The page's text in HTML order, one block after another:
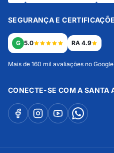
SEGURANÇA E
G 5.0 RA 4.9
Mais de 160 mil avaliações no Google
CONECTE-SE COM A SANTA